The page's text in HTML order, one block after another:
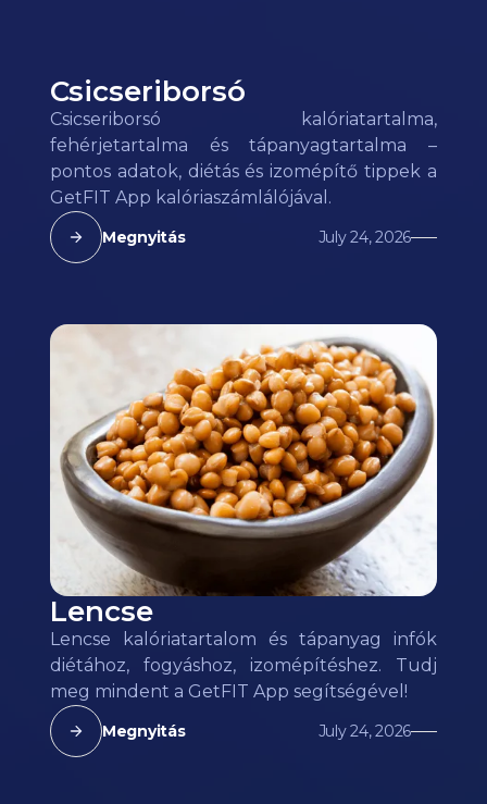
Csicseriborsó
Csicseriborsó kalóriatartalma,
fehérjetartalma és tápanyagtartalma –
pontos adatok, diétás és izomépítő tippek a
GetFIT App kalóriaszámlálójával.
Megnyitás July 24, 2026
Lencse
Lencse kalóriatartalom és tápanyag infók
diétához, fogyáshoz, izomépítéshez. Tudj
meg mindent a GetFIT App segítségével!
Megnyitás July 24, 2026